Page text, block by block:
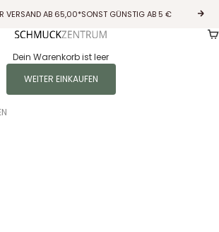
VERSAND AB 65,00*SONST GÜNSTIG AB 5 €
Vor
Guldcenter
Dein Warenkorb ist leer
WEITER EINKAUFEN